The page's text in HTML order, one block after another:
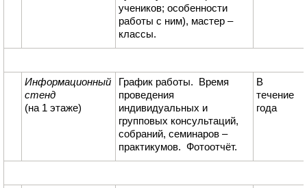
учеников; особенности
работы с ним), мастер –
классы.
Информационный
стенд
(на 1 этаже)
График работы. Время
проведения
индивидуальных и
групповых консультаций,
собраний, семинаров –
практикумов. Фотоотчёт.
В
течение
года